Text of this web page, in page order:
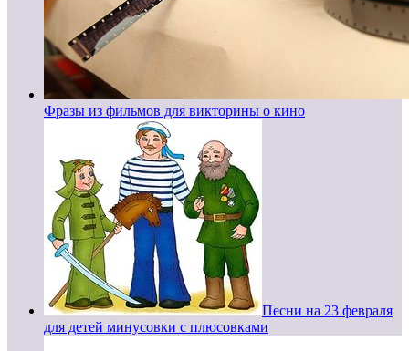
Фразы из фильмов для викторины о кино
Песни на 23 февраля
для детей минусовки с плюсовками